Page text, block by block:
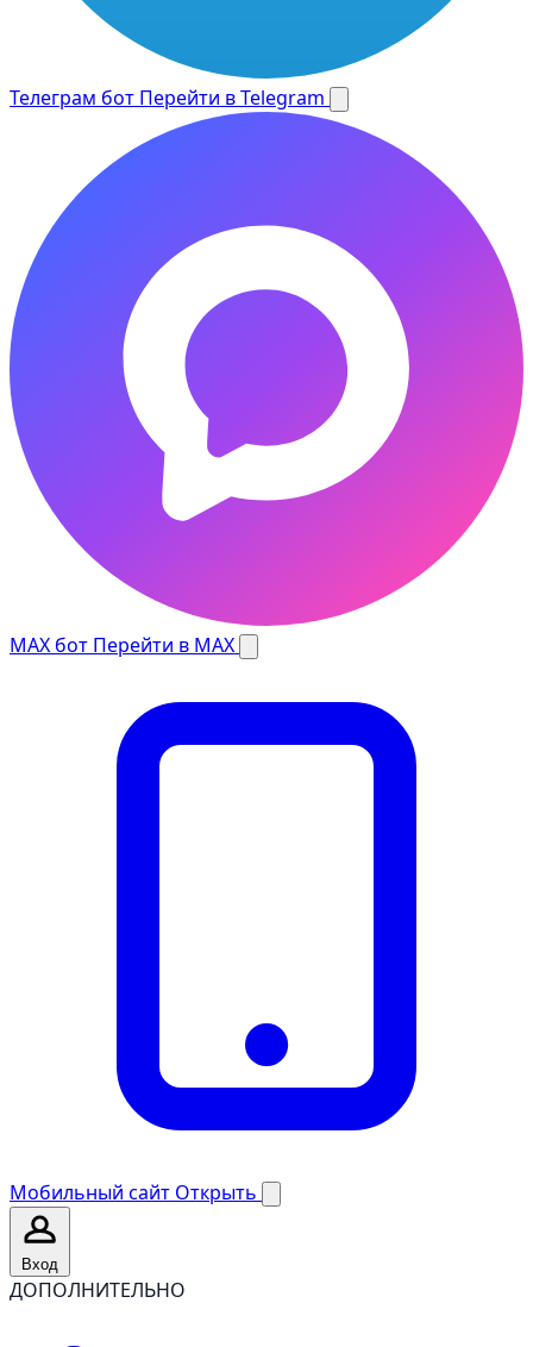
Телеграм бот Перейти в Telegram
MAX бот Перейти в MAX
Мобильный сайт Открыть
Вход
ДОПОЛНИТЕЛЬНО